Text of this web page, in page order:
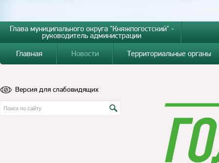
Глава муниципального округа "Княжпогостский" -
руководитель администрации
Главная
Новости Территориальные органы
Версия для слабовидящих